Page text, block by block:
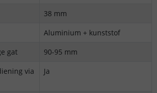
38 mm
Aluminium + kunststof
gat
90-95 mm
via
Ja